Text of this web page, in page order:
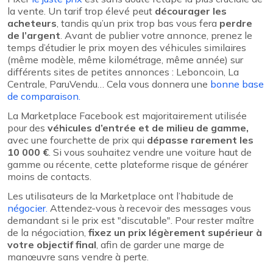
la vente. Un tarif trop élevé peut décourager les
acheteurs, tandis qu’un prix trop bas vous fera perdre
de l’argent. Avant de publier votre annonce, prenez le
temps d’étudier le prix moyen des véhicules similaires
(même modèle, même kilométrage, même année) sur
différents sites de petites annonces : Leboncoin, La
Centrale, ParuVendu… Cela vous donnera une bonne base
de comparaison.
La Marketplace Facebook est majoritairement utilisée
pour des véhicules d’entrée et de milieu de gamme,
avec une fourchette de prix qui dépasse rarement les
10 000 €. Si vous souhaitez vendre une voiture haut de
gamme ou récente, cette plateforme risque de générer
moins de contacts.
Les utilisateurs de la Marketplace ont l’habitude de
négocier. Attendez-vous à recevoir des messages vous
demandant si le prix est "discutable". Pour rester maître
de la négociation, fixez un prix légèrement supérieur à
votre objectif final, afin de garder une marge de
manœuvre sans vendre à perte.